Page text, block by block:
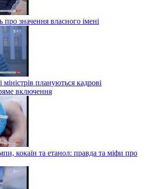
значення власного імені
міністрів плануються кадрові
включення
кокаїн та етанол: правда та міфи про